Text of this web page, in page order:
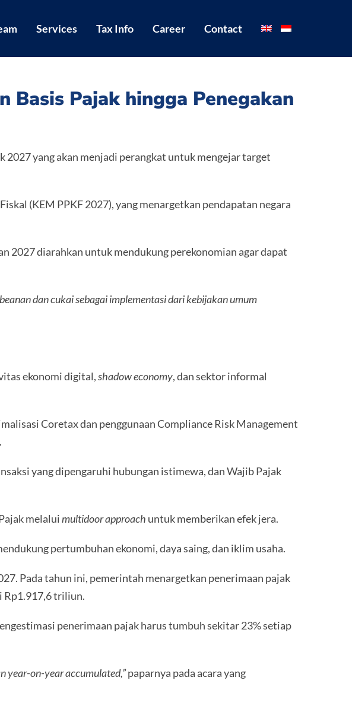
Services Tax Info Career Contact
Basis Pajak hingga Penegakan
yang akan menjadi perangkat untuk mengejar target
(KEM PPKF 2027), yang menargetkan pendapatan negara
2027 diarahkan untuk mendukung perekonomian agar dapat
dan cukai sebagai implementasi dari kebijakan umum
ekonomi digital,shadow economy, dan sektor informal
Coretax dan penggunaan Compliance Risk Management
yang dipengaruhi hubungan istimewa, dan Wajib Pajak
melaluimultidoor approach untuk memberikan efek jera.
pertumbuhan ekonomi, daya saing, dan iklim usaha.
Pada tahun ini, pemerintah menargetkan penerimaan pajak
Rp1.917,6 triliun.
penerimaan pajak harus tumbuh sekitar 23% setiap
year-on-year accumulated,”paparnya pada acara yang